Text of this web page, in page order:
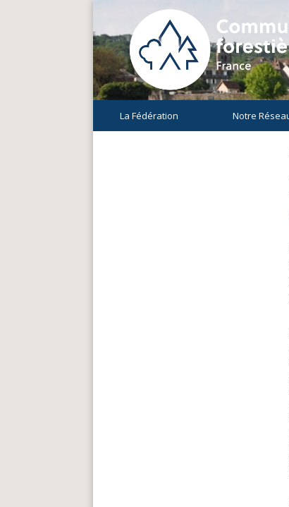
La Fédération Notre